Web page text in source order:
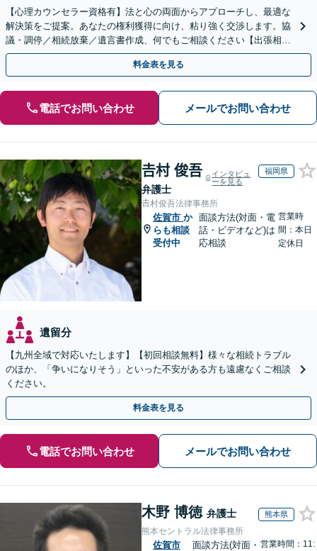
【心理カウンセラー資格有】法と心の両面からアプローチし、最適な
解決策をご提案。あなたの権利獲得に向け、粘り強く交渉します。協
議・調停／相続放棄／遺言書作成、何でもご相談ください【出張相談
可】【初回相談無料】【佐賀駅1分】
料金表を見る
電話でお問い合わせ メールでお問い合わせ
𠮷村 俊吾
弁護士
インタビュ
ーを見る
福岡県
𠮷村俊吾法律事務所
佐賀市 か
らも相談
受付中
面談方法(対面・電
話・ビデオなど)は
応相談
営業時
間：本日
定休日
遺留分
【九州全域で対応いたします】【初回相談無料】様々な相続トラブル
のほか、「争いになりそう」といった不安がある方も遠慮なくご相談
ください。
料金表を見る
電話でお問い合わせ メールでお問い合わせ
木野 博徳 弁護士 熊本県
熊本セントラル法律事務所
佐賀市
面談方法(対面・ 営業時間：11: